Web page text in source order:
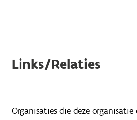
Links/Relaties
Organisaties die deze organisatie